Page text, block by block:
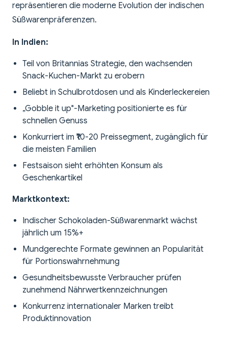
repräsentieren die moderne Evolution der indischen
Süßwarenpräferenzen.
In Indien:
Teil von Britannias Strategie, den wachsenden
Snack-Kuchen-Markt zu erobern
Beliebt in Schulbrotdosen und als Kinderleckereien
„Gobble it up"-Marketing positionierte es für
schnellen Genuss
Konkurriert im ₹10-20 Preissegment, zugänglich für
die meisten Familien
Festsaison sieht erhöhten Konsum als
Geschenkartikel
Marktkontext:
Indischer Schokoladen-Süßwarenmarkt wächst
jährlich um 15%+
Mundgerechte Formate gewinnen an Popularität
für Portionswahrnehmung
Gesundheitsbewusste Verbraucher prüfen
zunehmend Nährwertkennzeichnungen
Konkurrenz internationaler Marken treibt
Produktinnovation